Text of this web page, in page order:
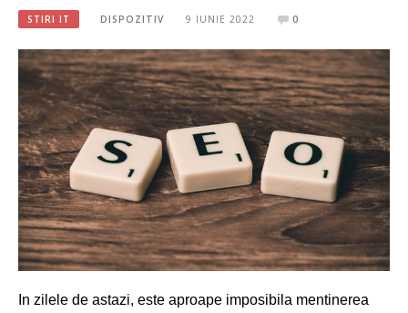
STIRI IT DISPOZITIV 9 IUNIE 2022 0
In zilele de astazi, este aproape imposibila mentinerea